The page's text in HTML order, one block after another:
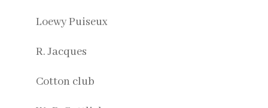
Loewy Puiseux
R. Jacques
Cotton club